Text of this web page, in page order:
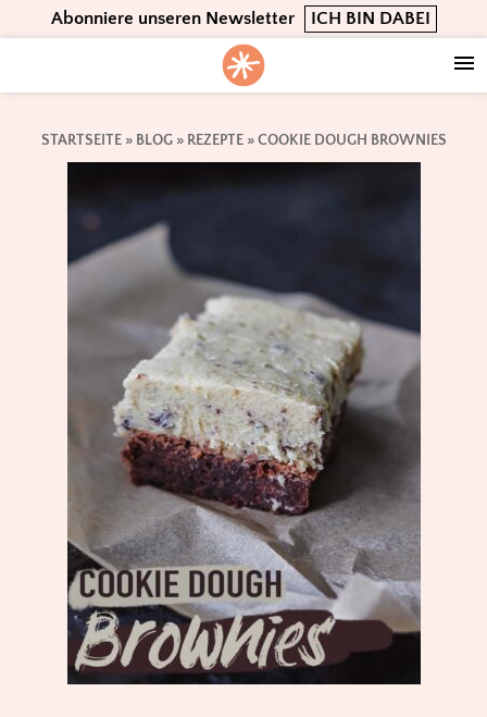
to
navigation
to
content
to
Abonniere unseren Newsletter ICH BIN DABEI
STARTSEITE» BLOG» REZEPTE»COOKIE DOUGH BROWNIES